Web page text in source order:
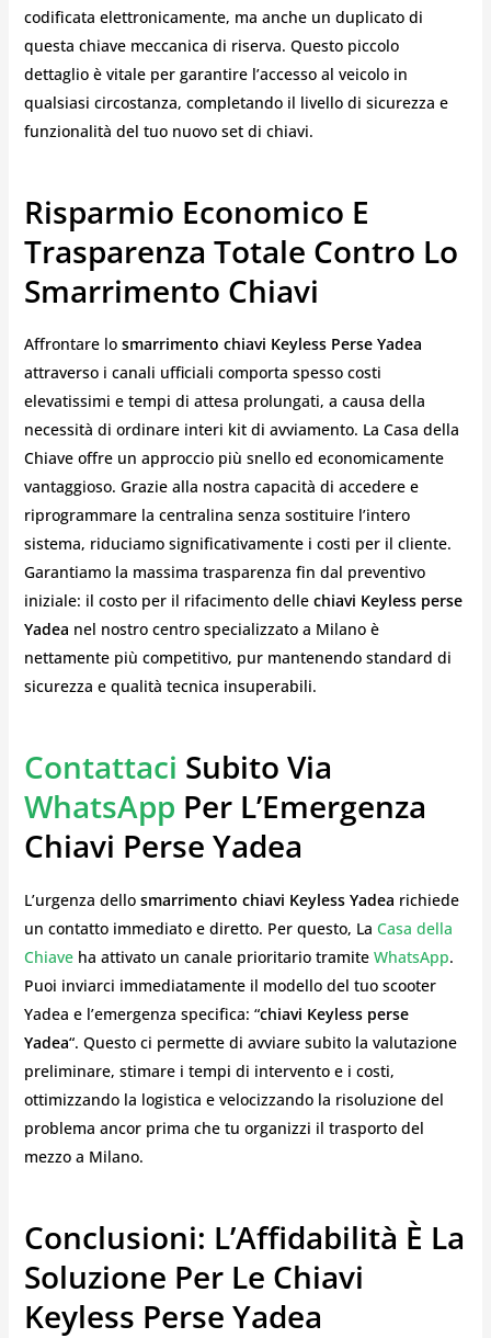
codificata elettronicamente, ma anche un duplicato di
questa chiave meccanica di riserva. Questo piccolo
dettaglio è vitale per garantire l’accesso al veicolo in
qualsiasi circostanza, completando il livello di sicurezza e
funzionalità del tuo nuovo set di chiavi.
Risparmio Economico E
Trasparenza Totale Contro Lo
Smarrimento Chiavi
Affrontare lo smarrimento chiavi Keyless Perse Yadea
attraverso i canali ufficiali comporta spesso costi
elevatissimi e tempi di attesa prolungati, a causa della
necessità di ordinare interi kit di avviamento. La Casa della
Chiave offre un approccio più snello ed economicamente
vantaggioso. Grazie alla nostra capacità di accedere e
riprogrammare la centralina senza sostituire l’intero
sistema, riduciamo significativamente i costi per il cliente.
Garantiamo la massima trasparenza fin dal preventivo
iniziale: il costo per il rifacimento delle chiavi Keyless perse
Yadea nel nostro centro specializzato a Milano è
nettamente più competitivo, pur mantenendo standard di
sicurezza e qualità tecnica insuperabili.
Contattaci Subito Via
WhatsApp Per L’Emergenza
Chiavi Perse Yadea
L’urgenza dello smarrimento chiavi Keyless Yadea richiede
un contatto immediato e diretto. Per questo, La Casa della
Chiaveha attivato un canale prioritario tramite WhatsApp.
Puoi inviarci immediatamente il modello del tuo scooter
Yadea e l’emergenza specifica: “chiavi Keyless perse
Yadea“. Questo ci permette di avviare subito la valutazione
preliminare, stimare i tempi di intervento e i costi,
ottimizzando la logistica e velocizzando la risoluzione del
problema ancor prima che tu organizzi il trasporto del
mezzo a Milano.
Conclusioni: L’Affidabilità È La
Soluzione Per Le Chiavi
Keyless Perse Yadea